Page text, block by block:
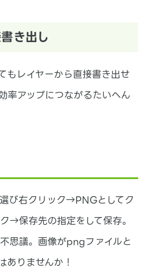
き出し
もレイヤーから直接書き出せ
率アップにつながるたいへん
び右クリック→PNGとしてク
→保存先の指定をして保存。
思議。画像がpngファイルと
ありませんか！